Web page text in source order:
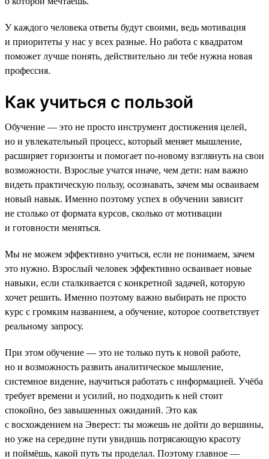
У каждого человека ответы будут своими, ведь мотивация
и приоритеты у нас у всех разные. Но работа с квадратом
поможет лучше понять, действительно ли тебе нужна новая
профессия.
Как учиться с пользой
Обучение — это не просто инструмент достижения целей,
но и увлекательный процесс, который меняет мышление,
расширяет горизонты и помогает по-новому взглянуть на свои
возможности. Взрослые учатся иначе, чем дети: нам важно
видеть практическую пользу, осознавать, зачем мы осваиваем
новый навык. Именно поэтому успех в обучении зависит
не столько от формата курсов, сколько от мотивации
и готовности меняться.
Мы не можем эффективно учиться, если не понимаем, зачем
это нужно. Взрослый человек эффективно осваивает новые
навыки, если сталкивается с конкретной задачей, которую
хочет решить. Именно поэтому важно выбирать не просто
курс с громким названием, а обучение, которое соответствует
реальному запросу.
При этом обучение — это не только путь к новой работе,
но и возможность развить аналитическое мышление,
системное видение, научиться работать с информацией. Учёба
требует времени и усилий, но подходить к ней стоит
спокойно, без завышенных ожиданий. Это как
с восхождением на Эверест: ты можешь не дойти до вершины,
но уже на середине пути увидишь потрясающую красоту
и поймёшь, какой путь ты проделал. Поэтому главное —